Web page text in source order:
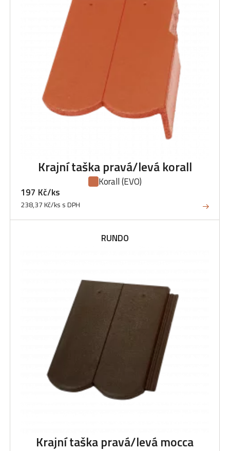
Krajní taška pravá/levá korall
Korall(EVO)
197 Kč/ks
238,37 Kč/ks s DPH
RUNDO
Krajní taška pravá/levá mocca